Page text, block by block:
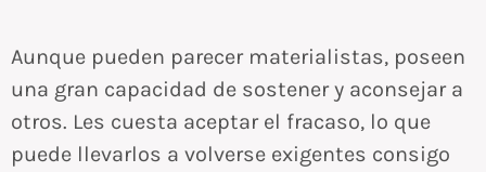
Aunque pueden parecer materialistas, poseen
una gran capacidad de sostener y aconsejar a
otros. Les cuesta aceptar el fracaso, lo que
puede llevarlos a volverse exigentes consigo